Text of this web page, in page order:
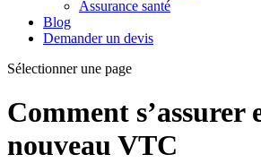
Assurance santé
Blog
Demander un devis
Sélectionner une page
Comment s’assurer
nouveau VTC